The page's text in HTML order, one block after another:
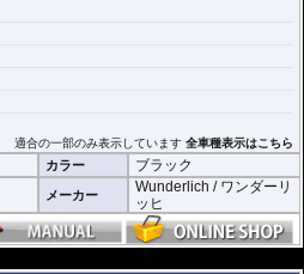
適合の一部のみ表示しています全車種表示はこちら
カラー ブラック
メーカー
Wunderlich / ワンダーリ
ッヒ